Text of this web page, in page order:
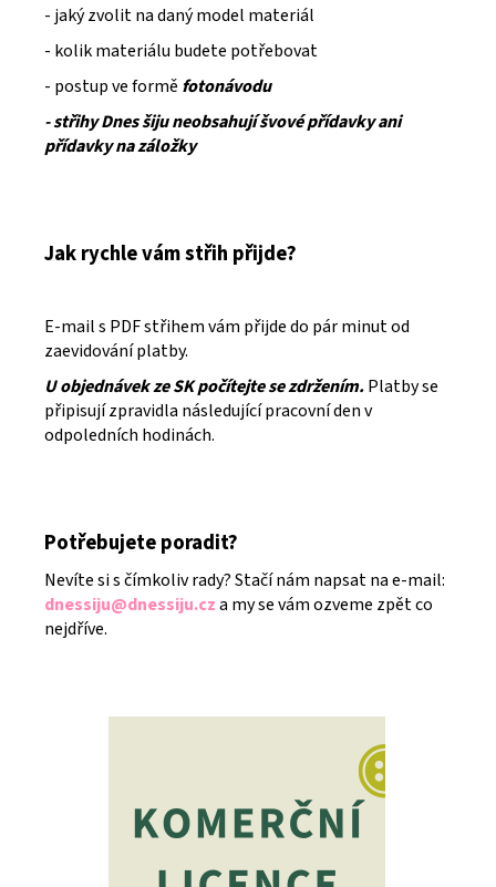
- jaký zvolit na daný model materiál
- kolik materiálu budete potřebovat
- postup ve formě fotonávodu
- střihy Dnes šiju neobsahují švové přídavky ani
přídavky na záložky
Jak rychle vám střih přijde?
E-mail s PDF střihem vám přijde do pár minut od
zaevidování platby.
U objednávek ze SK počítejte se zdržením.Platby se
připisují zpravidla následující pracovní den v
odpoledních hodinách.
Potřebujete poradit?
Nevíte si s čímkoliv rady? Stačí nám napsat na e-mail:
dnessiju@dnessiju.cza my se vám ozveme zpět co
nejdříve.